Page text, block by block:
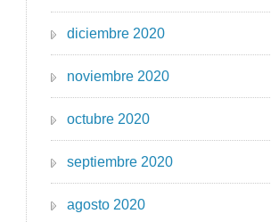
diciembre 2020
noviembre 2020
octubre 2020
septiembre 2020
agosto 2020